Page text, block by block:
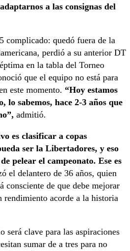
a las consignas del
complicado: quedó fuera de la
perdió a su anterior DT
en la tabla del Torneo
que el equipo no está para
este momento. “Hoy estamos
lo sabemos, hace 2-3 años que
admitió.
es clasificar a copas
ser la Libertadores, y eso
pelear el campeonato. Ese es
el delantero de 36 años, quien
consciente de que debe mejorar
rendimiento acorde a la historia
será clave para las aspiraciones
sumar de a tres para no